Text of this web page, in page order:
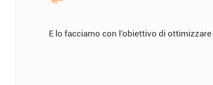
E lo facciamo con l’obiettivo di